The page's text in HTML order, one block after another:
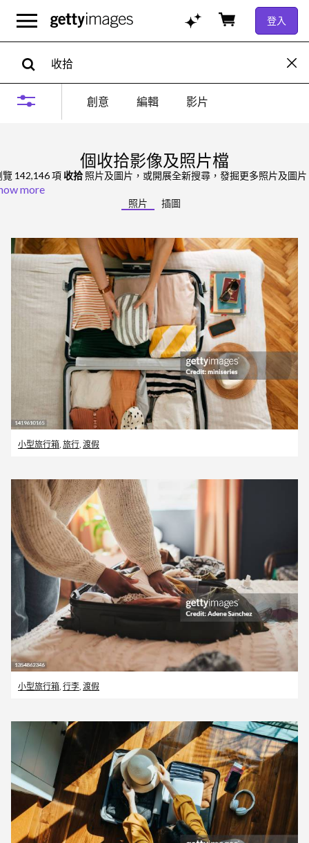
登入
創意 編輯 影片
個收拾影像及照片檔
覽 142,146 項 收拾照片及圖片，或開展全新搜尋，發掘更多照片及圖片
more
照片 插圖
小型旅行箱, 旅行, 渡假
小型旅行箱 行李 渡假